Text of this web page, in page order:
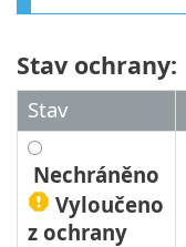
Stav ochrany:
Stav
Nechráněno
Vyloučeno
z ochrany